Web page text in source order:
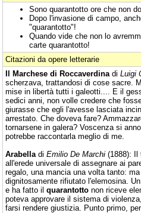
Sono quarantotto ore che non
Dopo l'invasione di campo,
"quarantotto"!
Quando vide che non lo
carte quarantotto!
Citazioni da opere letterarie
Il Marchese di Roccaverdina di Luigi
scherzava, trattandosi di cose sacre.
mise in libertà tutti i galeotti.... E il
sedici anni, non volle credere che
giurasse che egli l'avesse lasciata
arrestato. Che doveva fare?
tornarsene in galera? Voscenza si
potrebbe raccontarla meglio di me.
Arabella di Emilio De Marchi (1888): Il
all'erede universale di assegnare ai
regalo, una mancia una volta tanto:
dignitosamente rifiutato l'elemosina.
e ha fatto il quarantotto non riceve
poteva approvare il sistema di
farsi rendere giustizia. Punto primo,